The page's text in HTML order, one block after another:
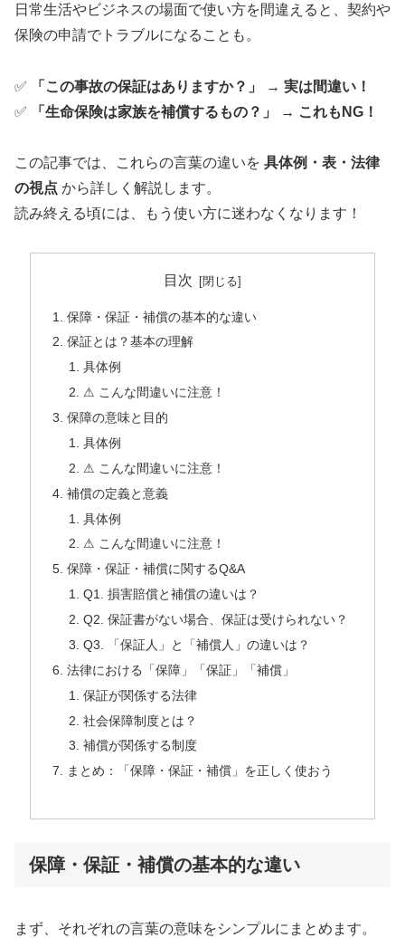
日常生活やビジネスの場面で使い方を間違えると、契約や
保険の申請でトラブルになることも。
✅
「この事故の保証はありますか？」 → 実は間違い！
✅
「生命保険は家族を補償するもの？」 → これもNG！
この記事では、これらの言葉の違いを 具体例・表・法律
の視点 から詳しく解説します。
読み終える頃には、もう使い方に迷わなくなります！
目次
保障・保証・補償の基本的な違い
保証とは？基本の理解
具体例
⚠ こんな間違いに注意！
保障の意味と目的
具体例
⚠ こんな間違いに注意！
補償の定義と意義
具体例
⚠ こんな間違いに注意！
保障・保証・補償に関するQ&A
Q1. 損害賠償と補償の違いは？
Q2. 保証書がない場合、保証は受けられない？
Q3. 「保証人」と「補償人」の違いは？
法律における「保障」「保証」「補償」
保証が関係する法律
社会保障制度とは？
補償が関係する制度
まとめ：「保障・保証・補償」を正しく使おう
保障・保証・補償の基本的な違い
まず、それぞれの言葉の意味をシンプルにまとめます。